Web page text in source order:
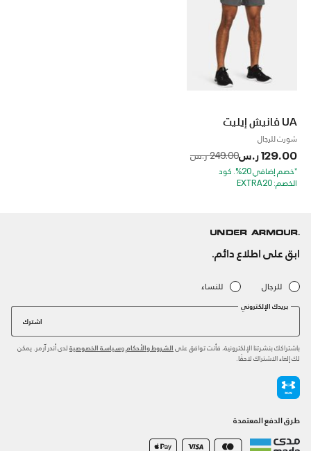
UA فانيش إيليت
شورت للرجال
129.00 ر.س Price reduced from
249.00 ر.س to
*خصم إضافي 20%. كود
الخصم: EXTRA20
ابق على اطلاع دائم.
للرجال للنساء
بريدك الإلكتروني
اشترك
باشتراكك بنشرتنا الإلكترونية، فأنت توافق على الشروط والأحكام وسياسة الخصوصية لدى أندر آرمر. يمكن
لك إلغاء الاشتراك لاحقًا.
طرق الدفع المعتمدة